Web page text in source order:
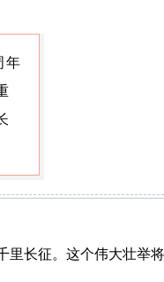
年
长征。这个伟大壮举